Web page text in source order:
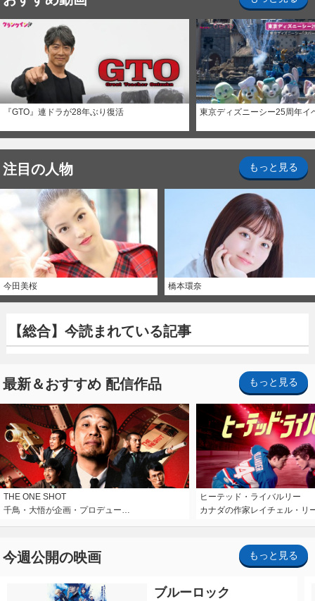
『GTO』連ドラが28年ぶり復活 東京ディズニーシー25周年イ
注目の人物 もっと見る
今田美桜 橋本環奈
【総合】今読まれている記事
最新＆おすすめ 配信作品 もっと見る
THE ONE SHOT
千鳥・大悟が企画・プロデュー…
ヒーテッド・ライバルリー
カナダの作家レイチェル・リ
今週公開の映画 もっと見る
ブルーロック